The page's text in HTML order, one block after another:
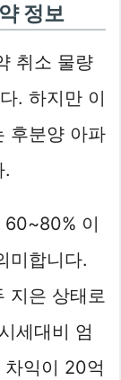
정보
취소 물량
. 하지만 이
후분양 아파
.
60~80% 이
미합니다.
지은 상태로
세대비 엄
익이 20억